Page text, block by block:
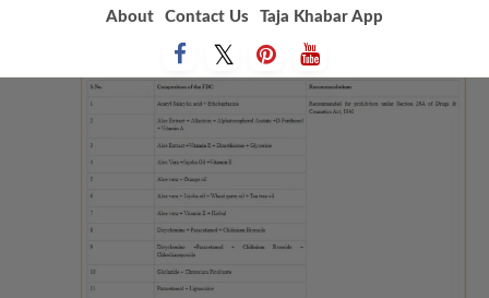
About Contact Us Taja Khabar App